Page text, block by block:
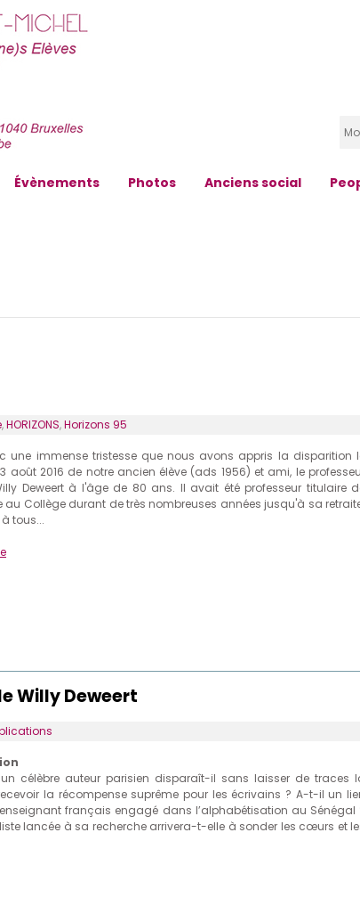
Évènements Photos Anciens social
,HORIZONS,Horizons 95
une immense tristesse que nous avons appris la disparition
août 2016 de notre ancien élève (ads 1956) et ami, le
Deweert à l'âge de 80 ans. Il avait été professeur titulaire
au Collège durant de très nombreuses années jusqu'à sa
tous...
Willy Deweert
un célèbre auteur parisien disparaît-il sans laisser de traces
la récompense suprême pour les écrivains ? A-t-il un
français engagé dans l’alphabétisation au Sénégal
lancée à sa recherche arrivera-t-elle à sonder les cœurs et